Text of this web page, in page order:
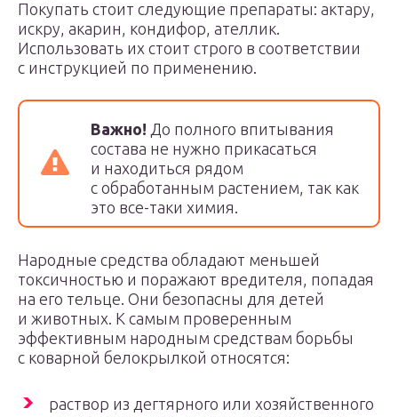
Покупать стоит следующие препараты: актару,
искру, акарин, кондифор, ателлик.
Использовать их стоит строго в соответствии
с инструкцией по применению.
Важно! До полного впитывания
состава не нужно прикасаться
и находиться рядом
с обработанным растением, так как
это все-таки химия.
Народные средства обладают меньшей
токсичностью и поражают вредителя, попадая
на его тельце. Они безопасны для детей
и животных. К самым проверенным
эффективным народным средствам борьбы
с коварной белокрылкой относятся:
раствор из дегтярного или хозяйственного